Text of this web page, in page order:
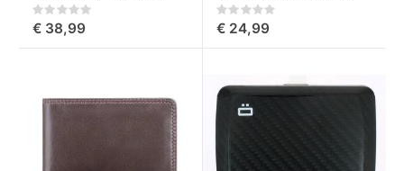
Rating:
0%
€ 38,99
Rating:
0%
€ 24,99